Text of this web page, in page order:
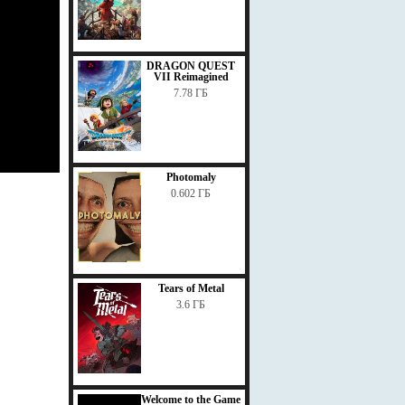
DRAGON QUEST
VII Reimagined
7.78 ГБ
Photomaly
0.602 ГБ
Tears of Metal
3.6 ГБ
Welcome to the Game